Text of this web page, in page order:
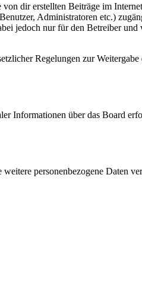
von dir erstellten Beiträge im
Administratoren etc.)
jedoch nur für den Betreiber und
Regelungen zur Weitergabe
Informationen über das Board
personenbezogene Daten